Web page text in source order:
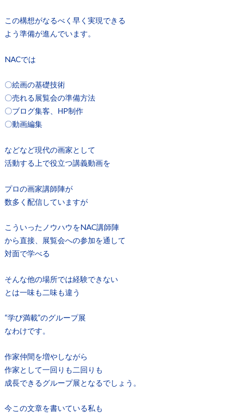
この構想がなるべく早く実現できる
よう準備が進んでいます。
NACでは
〇絵画の基礎技術
〇売れる展覧会の準備方法
〇ブログ集客、HP制作
〇動画編集
などなど現代の画家として
活動する上で役立つ講義動画を
プロの画家講師陣が
数多く配信していますが
こういったノウハウをNAC講師陣
から直接、展覧会への参加を通して
対面で学べる
そんな他の場所では経験できない
とは一味も二味も違う
“学び満載”のグループ展
なわけです。
作家仲間を増やしながら
作家として一回りも二回りも
成長できるグループ展となるでしょう。
今この文章を書いている私も